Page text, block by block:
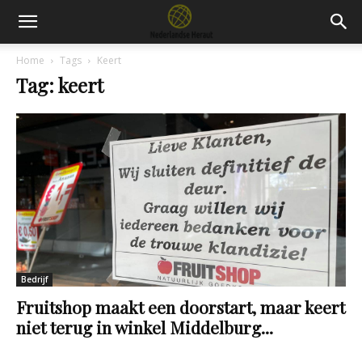
Home Tags Keert
Tag: keert
Bedrijf
Fruitshop maakt een doorstart, maar keert
niet terug in winkel Middelburg...